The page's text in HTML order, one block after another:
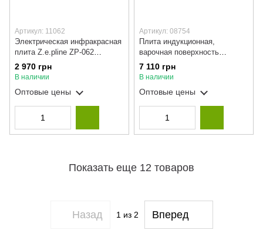
Артикул: 11062
Электрическая инфракрасная
плита Z.e.pline ZP-062
настольная 4400 Вт
сенсорное управление
2 970 грн
В наличии
Оптовые цены
Артикул: 08754
Плита индукционная,
варочная поверхность
Domotec MS-5864 4-x зонная
7 110 грн
В наличии
Оптовые цены
Показать еще 12 товаров
Назад 1из 2 Вперед